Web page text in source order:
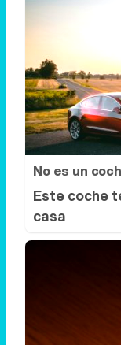
No es un
Este coche
casa